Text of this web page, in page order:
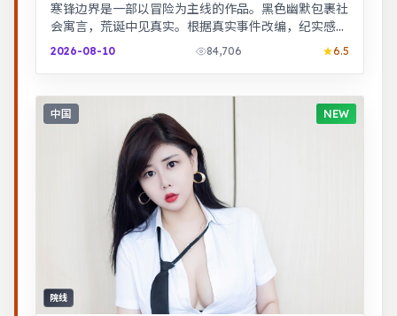
寒锋边界是一部以冒险为主线的作品。黑色幽默包裹社
会寓言，荒诞中见真实。根据真实事件改编，纪实感
强，表演克制而富有张力。
2026-08-10 84,706 6.5
中国 NEW
院线